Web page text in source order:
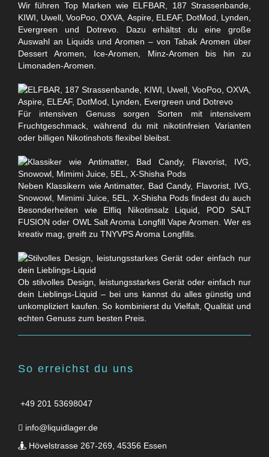
Wir führen Top Marken wie ELFBAR, 187 Strassenbande,
KIWI, Uwell, VooPoo, OXVA, Aspire, ELEAF, DotMod, Lynden,
Evergreen und Dotrevo. Dazu erhältst du eine große
Auswahl an Liquids und Aromen – von Tabak Aromen über
Dessert Aromen, Ice-Aromen, Minz-Aromen bis hin zu
Limonaden-Aromen.
Für intensiven Genuss sorgen Sorten mit intensivem
Fruchtgeschmack, während du mit nikotinfreien Varianten
oder billigen Nikotinshots flexibel bleibst.
Neben Klassikern wie Antimatter, Bad Candy, Flavorist, IVG,
Snowowl, Mimimi Juice, 5EL, X-Shisha Pods findest du auch
Besonderheiten wie Elfliq Nikotinsalz Liquid, POD SALT
FUSION oder OWL Salt Aroma Longfill Vape Aromen. Wer es
kreativ mag, greift zu TNYVPS Aroma Longfills.
Ob stilvolles Design, leistungsstarkes Gerät oder einfach nur
dein Lieblings-Liquid – bei uns kannst du alles günstig und
unkompliziert kaufen. So kombinierst du Vielfalt, Qualität und
echten Genuss zum besten Preis.
So erreichst du uns
+49 201 53698047
info@liquidlager.de
Hövelstrasse 267-269, 45356 Essen